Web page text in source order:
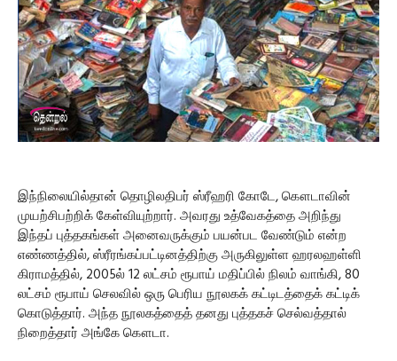
இந்நிலையில்தான் தொழிலதிபர் ஸ்ரீஹரி கோடே, கௌடாவின்
முயற்சிபற்றிக் கேள்வியுற்றார். அவரது உத்வேகத்தை அறிந்து
இந்தப் புத்தகங்கள் அனைவருக்கும் பயன்பட வேண்டும் என்ற
எண்ணத்தில், ஸ்ரீரங்கப்பட்டினத்திற்கு அருகிலுள்ள ஹரலஹள்ளி
கிராமத்தில், 2005ல் 12 லட்சம் ரூபாய் மதிப்பில் நிலம் வாங்கி, 80
லட்சம் ரூபாய் செலவில் ஒரு பெரிய நூலகக் கட்டிடத்தைக் கட்டிக்
கொடுத்தார். அந்த நூலகத்தைத் தனது புத்தகச் செல்வத்தால்
நிறைத்தார் அங்கே கௌடா.